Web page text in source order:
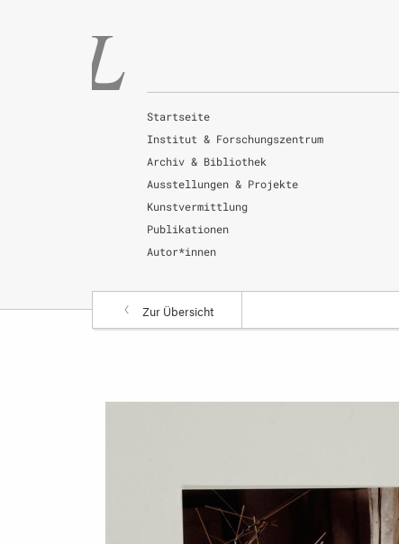
Startseite
Institut & Forschungszentrum
Archiv & Bibliothek
Ausstellungen & Projekte
Kunstvermittlung
Publikationen
Autor*innen
Zur Übersicht